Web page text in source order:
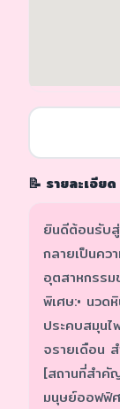
📝 รายละเอียด
ยินดีต้อนรับ
กลายเป็นคว
อุตสาหกรร
พิเศษ:• นวด
ประคบสมุนไ
จรายเดือน
[สถานที่สำคั
มนุษย์ออฟฟิ